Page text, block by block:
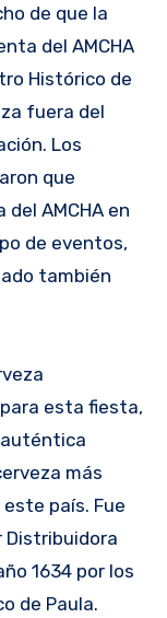
de que la
del AMCHA
Histórico de
fuera del
Los
que
AMCHA en
de eventos,
también
esta fiesta,
auténtica
más
país. Fue
Distribuidora
1634 por los
de Paula.